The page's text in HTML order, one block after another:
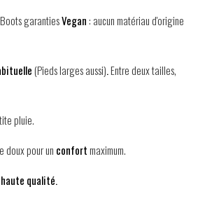
Boots garantiesVegan: aucun matériau d'origine
(Pieds larges aussi).Entre deux tailles,
pluie.
doux pour un confortmaximum.
haute qualité.